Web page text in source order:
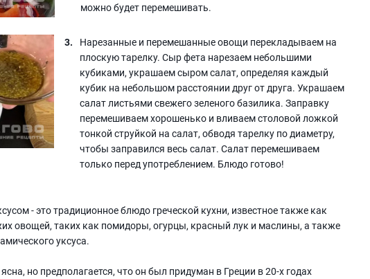
можно будет перемешивать.
Нарезанные и перемешанные овощи перекладываем на
плоскую тарелку. Сыр фета нарезаем небольшими
кубиками, украшаем сыром салат, определяя каждый
кубик на небольшом расстоянии друг от друга. Украшаем
салат листьями свежего зеленого базилика. Заправку
перемешиваем хорошенько и вливаем столовой ложкой
тонкой струйкой на салат, обводя тарелку по диаметру,
чтобы заправился весь салат. Салат перемешиваем
только перед употреблением. Блюдо готово!
- это традиционное блюдо греческой кухни, известное также как
овощей, таких как помидоры, огурцы, красный лук и маслины, а также
уксуса.
но предполагается, что он был придуман в Греции в 20-х годах